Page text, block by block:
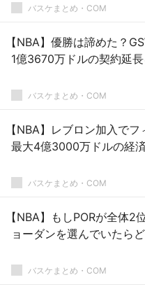
バスケまとめ・COM
【NBA】優勝は諦めた？
1億3670万ドルの契約延
バスケまとめ・COM
【NBA】レブロン加入で
最大4億3000万ドルの経
バスケまとめ・COM
【NBA】もしPORが全体2
ョーダンを選んでいたら
バスケまとめ・COM